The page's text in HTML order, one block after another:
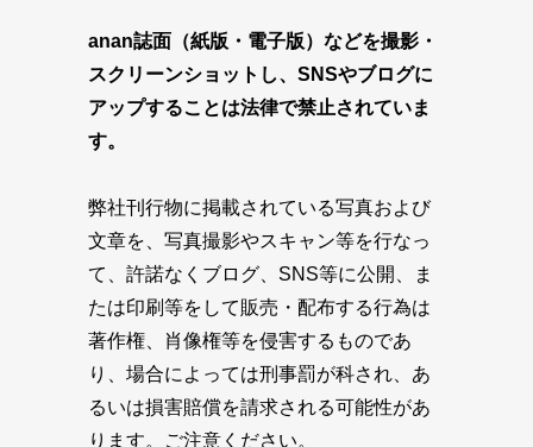
anan誌面（紙版・電子版）などを撮影・
スクリーンショットし、SNSやブログに
アップすることは法律で禁止されていま
す。
弊社刊行物に掲載されている写真および
文章を、写真撮影やスキャン等を行なっ
て、許諾なくブログ、SNS等に公開、ま
たは印刷等をして販売・配布する行為は
著作権、肖像権等を侵害するものであ
り、場合によっては刑事罰が科され、あ
るいは損害賠償を請求される可能性があ
ります。ご注意ください。